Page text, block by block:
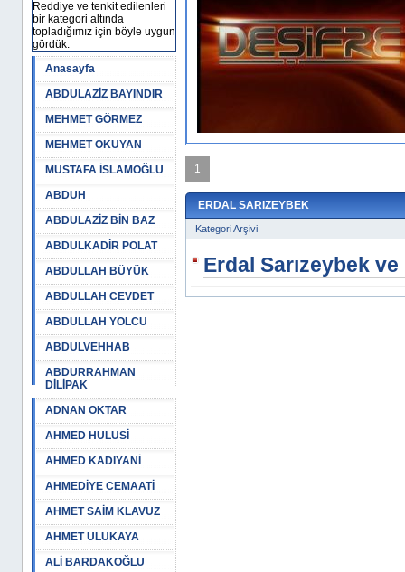
Reddiye ve tenkit edilenleri
bir kategori altında
topladığımız için böyle uygun
gördük.
Anasayfa
ABDULAZİZ BAYINDIR
MEHMET GÖRMEZ
MEHMET OKUYAN
MUSTAFA İSLAMOĞLU
ABDUH
ABDULAZİZ BİN BAZ
ABDULKADİR POLAT
ABDULLAH BÜYÜK
ABDULLAH CEVDET
ABDULLAH YOLCU
ABDULVEHHAB
ABDURRAHMAN
DİLİPAK
ADNAN OKTAR
AHMED HULUSİ
AHMED KADIYANİ
AHMEDİYE CEMAATİ
AHMET SAİM KLAVUZ
AHMET ULUKAYA
ALİ BARDAKOĞLU
ve milli-manevi değerlerden
dolu bir zihniyetin hezeyanları..
1
ERDAL SARIZEYBEK
Kategori Arşivi
Erdal Sarızeybek